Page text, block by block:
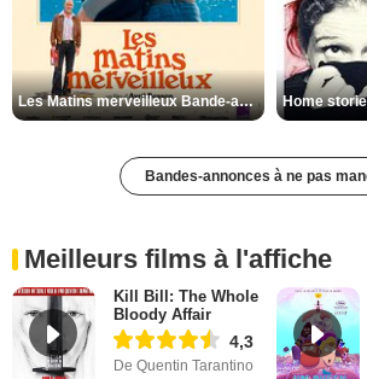
Les Matins merveilleux Bande-annonce VF
Bandes-annonces à ne pas
Meilleurs films à l'affiche
Kill Bill: The Whole
Bloody Affair
4,3
De Quentin Tarantino